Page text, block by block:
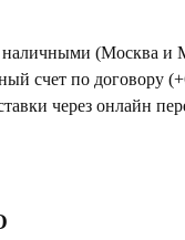
наличными (Москва
счет по договору
через онлайн